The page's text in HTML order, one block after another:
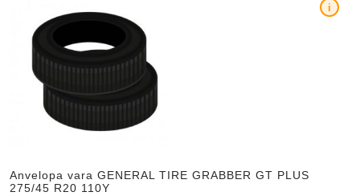
Anvelopa vara GENERAL TIRE GRABBER GT PLUS
275/45 R20 110Y
i